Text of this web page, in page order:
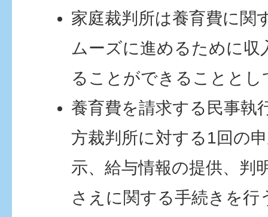
家庭裁判所は養育費に関
ムーズに進めるために収
ることができることとし
養育費を請求する民事執
方裁判所に対する1回の
示、給与情報の提供、判
さえに関する手続きを